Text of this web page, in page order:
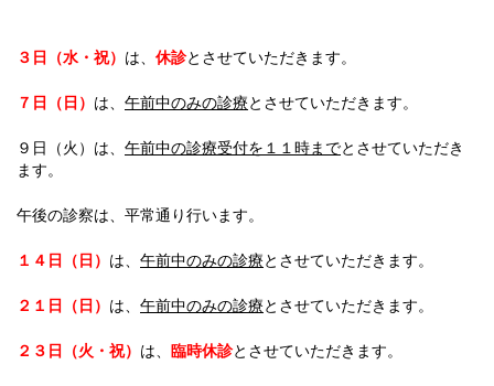
３日（水・祝） は、 休診とさせていただきます。
７日（日） は、 午前中のみの診療 とさせていただきます。
９日（火）は、 午前中の診療受付を１１時までとさせていただき
ます。
午後の診察は、平常通り行います。
１４日（日） は、 午前中のみの診療 とさせていただきます。
２１日（日） は、 午前中のみの診療 とさせていただきます。
２３日（火・祝） は、 臨時休診とさせていただきます。